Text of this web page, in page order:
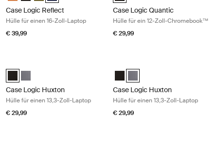
Case Logic Reflect
Hülle für einen 16-Zoll-Laptop
€ 39,99
Case Logic Quantic
Hülle für ein 12-Zoll-Chromebook™
€ 29,99
Case Logic Huxton 13.3" Laptop Sleeve Schwarz (selected)
Case Logic Huxton 13.3" Laptop Sleeve Graphit
Case Logic Huxton
Hülle für einen 13,3-Zoll-Laptop
€ 29,99
Case Logic Huxton 13.3" Laptop
Case Logic Huxton 13.3"
Case Logic Huxton
Hülle für einen 13,3-Zoll-Laptop
€ 29,99